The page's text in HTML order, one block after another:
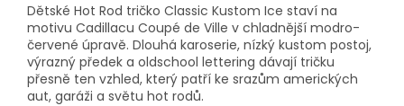
Dětské Hot Rod tričko Classic Kustom Ice staví na
motivu Cadillacu Coupé de Ville v chladnější modro-
červené úpravě. Dlouhá karoserie, nízký kustom postoj,
výrazný předek a oldschool lettering dávají tričku
přesně ten vzhled, který patří ke srazům amerických
aut, garáži a světu hot rodů.